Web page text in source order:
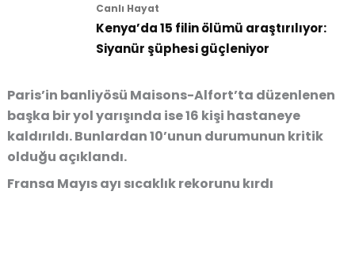
Canlı Hayat
Kenya’da 15 filin ölümü araştırılıyor:
Siyanür şüphesi güçleniyor
Paris’in banliyösü Maisons-Alfort’ta düzenlenen
başka bir yol yarışında ise 16 kişi hastaneye
kaldırıldı. Bunlardan 10’unun durumunun kritik
olduğu açıklandı.
Fransa Mayıs ayı sıcaklık rekorunu kırdı